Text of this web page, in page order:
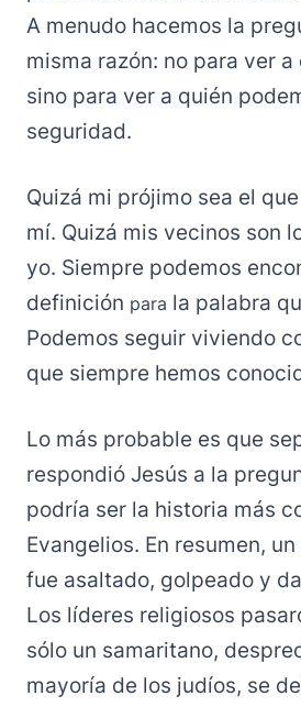
A menudo hacemos la
misma razón: no para ver
sino para ver a quién
seguridad.
Quizá mi prójimo sea el
mí. Quizá mis vecinos son
yo. Siempre podemos
definición para la palabra
Podemos seguir viviendo
que siempre hemos
Lo más probable es que
respondió Jesús a la
podría ser la historia más
Evangelios. En resumen,
fue asaltado, golpeado y
Los líderes religiosos
sólo un samaritano,
mayoría de los judíos, se